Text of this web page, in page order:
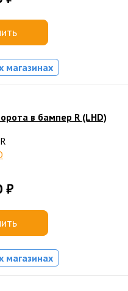
магазинах
в бампер R (LHD)
₽
магазинах